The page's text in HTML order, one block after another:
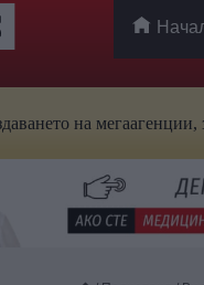
мегаагенции,